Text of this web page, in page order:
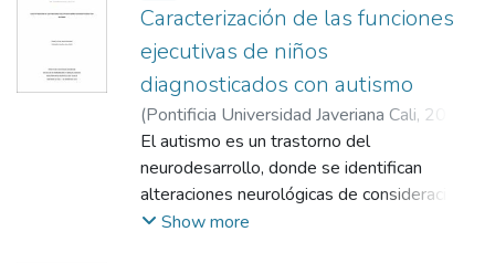
Caracterización de las funciones
ejecutivas de niños
diagnosticados con autismo
(Pontificia Universidad Javeriana Cali, 2023
Beltrán Perdomo, Andrea; Cuartas
Walteros, Yeraldin;Quijano Martínez, María
Cristina
El autismo es un trastorno del
neurodesarrollo, donde se identifican
alteraciones neurológicas de consideración
que se expresan en el desarrollo de la
Show more